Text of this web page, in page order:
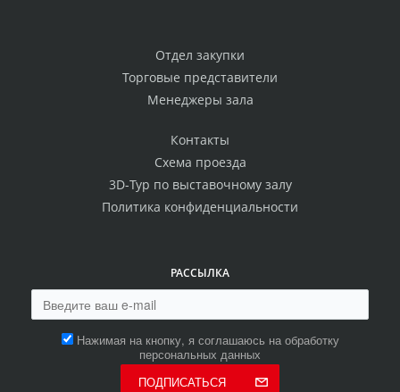
Отдел закупки
Торговые представители
Менеджеры зала
Контакты
Схема проезда
3D-Тур по выставочному залу
Политика конфиденциальности
РАССЫЛКА
Нажимая на кнопку, я соглашаюсь на обработку
персональных данных
ПОДПИСАТЬСЯ